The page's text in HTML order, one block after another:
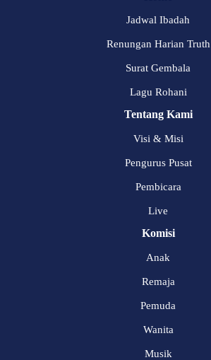
Jadwal Ibadah
Renungan Harian Truth
Surat Gembala
Lagu Rohani
Tentang Kami
Visi & Misi
Pengurus Pusat
Pembicara
Live
Komisi
Anak
Remaja
Pemuda
Wanita
Musik